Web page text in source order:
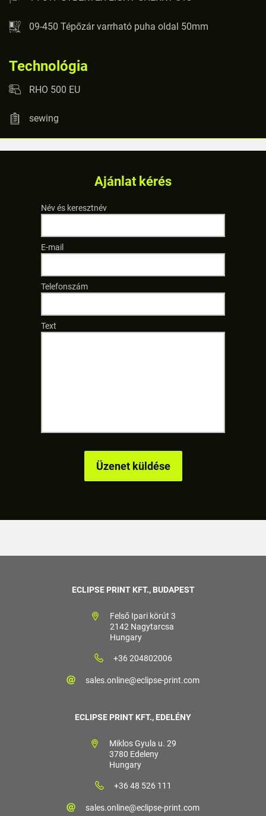
09-450 Tépőzár varrható puha oldal 50mm
Technológia
RHO 500 EU
sewing
Ajánlat kérés
Név és keresztnév
E-mail
Telefonszám
Text
ECLIPSE PRINT KFT., BUDAPEST
Felső Ipari körút 3
2142 Nagytarcsa
Hungary
+36 204802006
sales.online@eclipse-print.com
ECLIPSE PRINT KFT., EDELÉNY
Miklos Gyula u. 29
3780 Edeleny
Hungary
+36 48 526 111
sales.online@eclipse-print.com